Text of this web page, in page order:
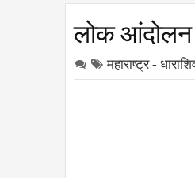
लोक आंदोलन
महाराष्ट्र -